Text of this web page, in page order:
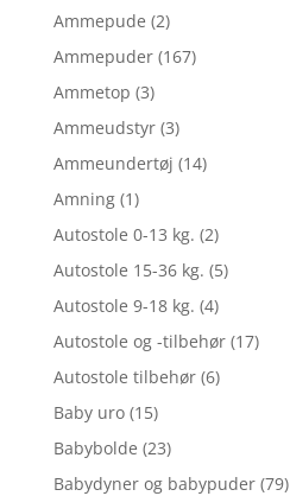
Ammepude (2)
Ammepuder (167)
Ammetop (3)
Ammeudstyr (3)
Ammeundertøj (14)
Amning (1)
Autostole 0-13 kg. (2)
Autostole 15-36 kg. (5)
Autostole 9-18 kg. (4)
Autostole og -tilbehør (17)
Autostole tilbehør (6)
Baby uro (15)
Babybolde (23)
Babydyner og babypuder (79)